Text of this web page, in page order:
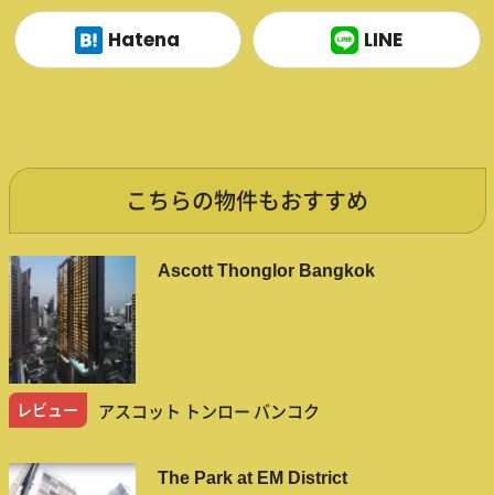
Hatena LINE
こちらの物件もおすすめ
Ascott Thonglor Bangkok
レビュー アスコット トンロー バンコク
The Park at EM District